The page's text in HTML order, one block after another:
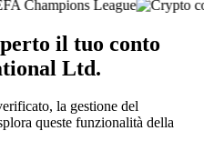
il tuo conto
Ltd.
la gestione del
queste funzionalità della